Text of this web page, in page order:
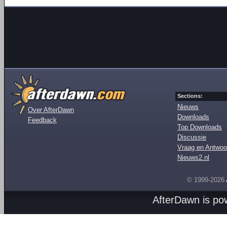
Over AfterDawn
Feedback
Sections:
Nieuws
Downloads
Top Downloads
Discussie
Vraag en
Nieuws2.nl
© 1999-2026
AfterDawn is